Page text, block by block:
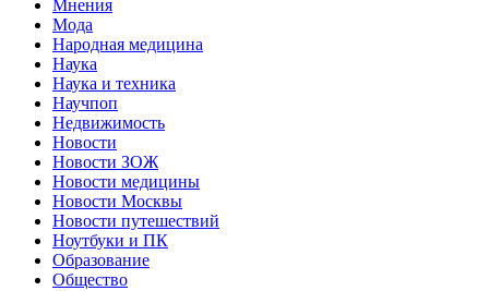
Мнения
Мода
Народная медицина
Наука
Наука и техника
Научпоп
Недвижимость
Новости
Новости ЗОЖ
Новости медицины
Новости Москвы
Новости путешествий
Ноутбуки и ПК
Образование
Общество